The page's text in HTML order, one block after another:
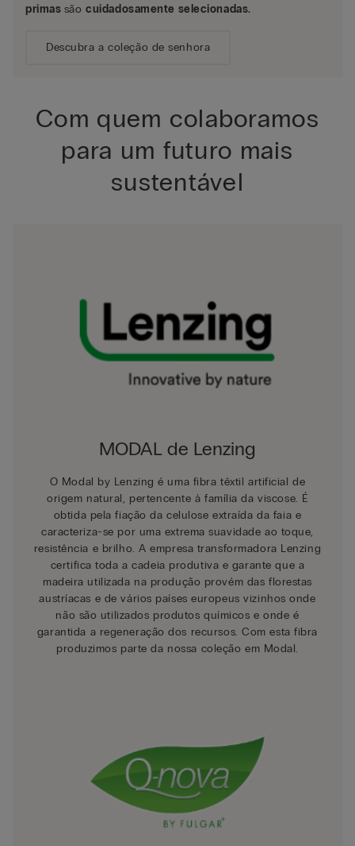
primas sãocuidadosamente selecionadas.
Descubra a coleção de senhora
Com quem colaboramos
para um futuro mais
sustentável
MODAL de Lenzing
O Modal by Lenzing é uma fibra têxtil artificial de
origem natural, pertencente à família da viscose. É
obtida pela fiação da celulose extraída da faia e
caracteriza-se por uma extrema suavidade ao toque,
resistência e brilho. A empresa transformadora Lenzing
certifica toda a cadeia produtiva e garante que a
madeira utilizada na produção provém das florestas
austríacas e de vários países europeus vizinhos onde
não são utilizados produtos químicos e onde é
garantida a regeneração dos recursos. Com esta fibra
produzimos parte da nossa coleção em Modal.